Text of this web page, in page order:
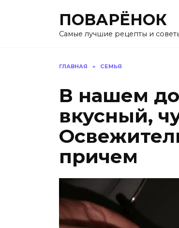
ПОВАРЁНОК
Самые лучшие рецепты и
ГЛАВНАЯ » СЕМЬЯ
В нашем
вкусный,
причем